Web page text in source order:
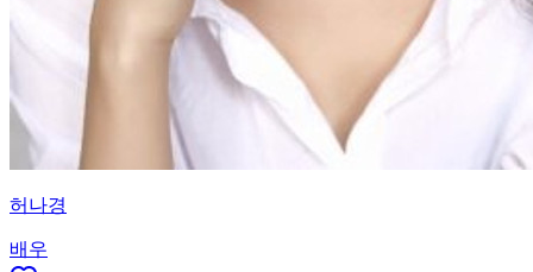
허나경
배우